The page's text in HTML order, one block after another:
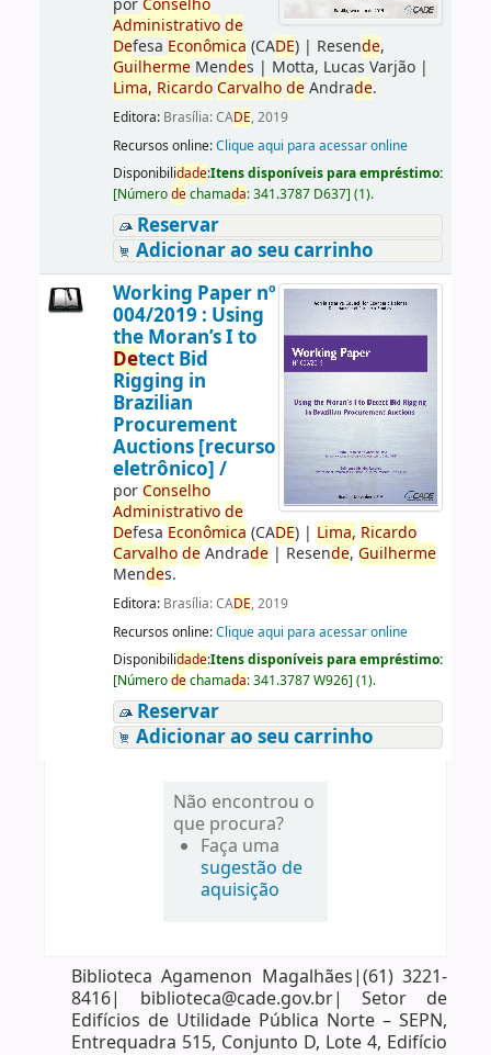
porConselho
Administrativo de
Defesa Econômica (CADE)| Resende,
GuilhermeMendes | Motta, Lucas Varjão|
Lima, Ricardo Carvalho deAndrade.
Editora: Brasília: CADE, 2019
Recursos online:Clique aqui para acessar online
Disponibilidade:Itens disponíveis para empréstimo:
[Númerodechamada:341.3787 D637] (1).
Reservar
Adicionar ao seu carrinho
Working Paper nº
004/2019 : Using
the Moran’s I to
Detect Bid
Rigging in
Brazilian
Procurement
Auctions [recurso
eletrônico] /
porConselho
Administrativo de
Defesa Econômica (CADE)| Lima, Ricardo
Carvalho deAndrade| Resende, Guilherme
Mendes.
Editora: Brasília: CADE, 2019
Recursos online:Clique aqui para acessar online
Disponibilidade:Itens disponíveis para empréstimo:
[Númerodechamada:341.3787 W926] (1).
Reservar
Adicionar ao seu carrinho
Não encontrou o
que procura?
Faça uma
sugestão de
aquisição
Biblioteca Agamenon Magalhães|(61) 3221-
8416| biblioteca@cade.gov.br| Setor de
Edifícios de Utilidade Pública Norte – SEPN,
Entrequadra 515, Conjunto D, Lote 4, Edifício